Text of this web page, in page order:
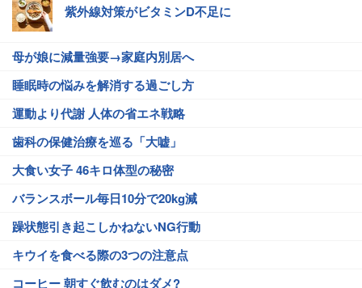
紫外線対策がビタミンD不足に
母が娘に減量強要→家庭内別居へ
睡眠時の悩みを解消する過ごし方
運動より代謝 人体の省エネ戦略
歯科の保健治療を巡る「大嘘」
大食い女子 46キロ体型の秘密
バランスボール毎日10分で20kg減
躁状態引き起こしかねないNG行動
キウイを食べる際の3つの注意点
コーヒー 朝すぐ飲むのはダメ?